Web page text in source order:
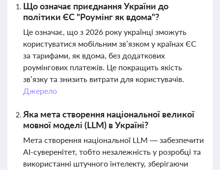
Що означає приєднання України до
політики ЄС "Роумінг як вдома"?
Це означає, що з 2026 року українці зможуть
користуватися мобільним зв’язком у країнах ЄС
за тарифами, як вдома, без додаткових
роумінгових платежів. Це покращить якість
зв’язку та знизить витрати для користувачів.
Джерело
Яка мета створення національної великої
мовної моделі (LLM) в Україні?
Мета створення національної LLM — забезпечити
AI-суверенітет, тобто незалежність у розробці та
використанні штучного інтелекту, зберігаючи